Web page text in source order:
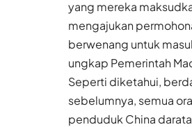
yang mereka
mengajukan
berwenang untuk
ungkap Pemerintah
Seperti diketahui,
sebelumnya, semua
penduduk China